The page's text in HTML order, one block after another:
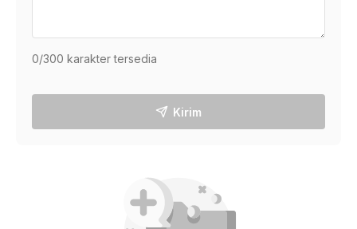
0/300 karakter tersedia
Kirim